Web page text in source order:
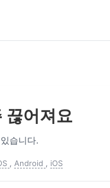
끊어져요
습니다.
, Android , iOS